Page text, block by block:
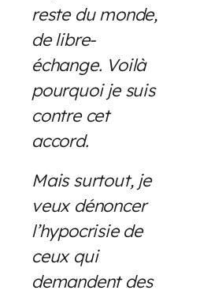
reste du monde,
de libre-
échange. Voilà
pourquoi je suis
contre cet
accord.
Mais surtout, je
veux dénoncer
l’hypocrisie de
ceux qui
demandent des